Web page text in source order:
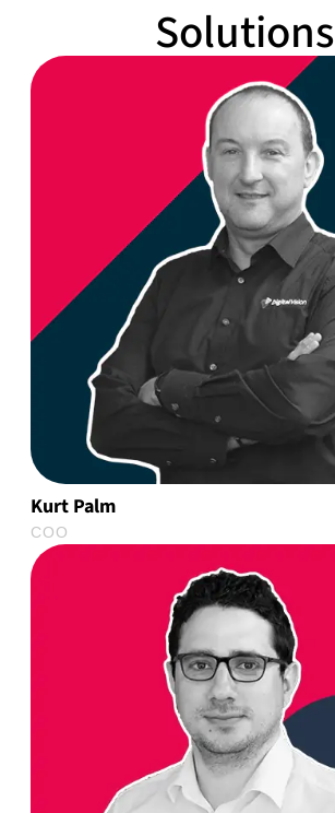
Solutions
Kurt Palm
COO